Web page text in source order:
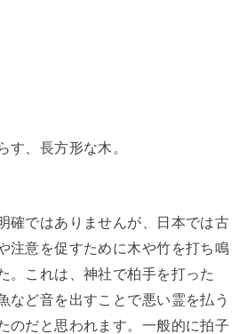
す、長方形な木。
確ではありませんが、日本では古
注意を促すために木や竹を打ち鳴
。これは、神社で柏手を打った
など音を出すことで悪い霊を払う
のだと思われます。一般的に拍子